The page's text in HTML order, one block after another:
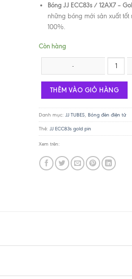
Bóng JJ ECC83s / 12AX7 –
những bóng mới sản xuất tốt
100%.
Còn hàng
JJ ECC83s / 12AX7 tube - Gold Pin
THÊM VÀO GIỎ HÀNG
Danh mục: JJ TUBES, Bóng đèn điện tử
Thẻ: JJ ECC83s gold pin
Xem trên: